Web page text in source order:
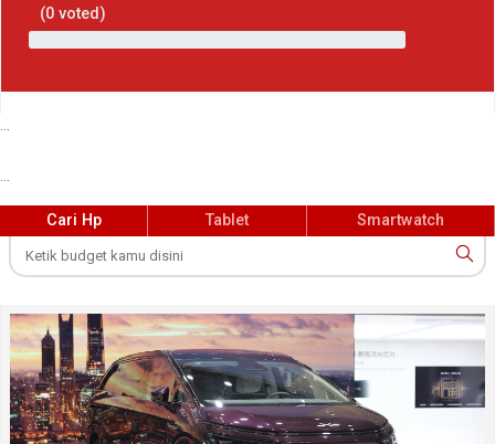
(0 voted)
Cari Hp Tablet Smartwatch